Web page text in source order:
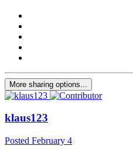
More sharing options...
klaus123
Posted February 4